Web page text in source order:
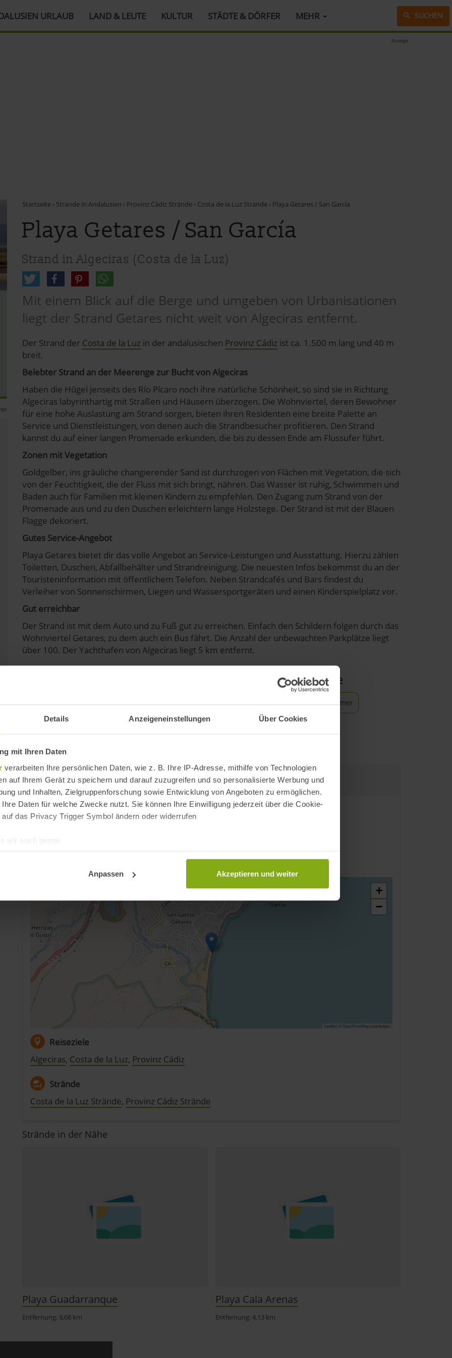
Details Anzeigeneinstellungen Über Cookies
mit Ihren Daten
verarbeiten Ihre persönlichen Daten, wie z. B. Ihre IP-Adresse, mithilfe von Technologien
auf Ihrem Gerät zu speichern und darauf zuzugreifen und so personalisierte Werbung und
und Inhalten, Zielgruppenforschung sowie Entwicklung von Angeboten zu ermöglichen.
Daten für welche Zwecke nutzt. Sie können Ihre Einwilligung jederzeit über die Cookie-
das Privacy Trigger Symbol ändern oder widerrufen
wir auch gerne:
Ihre persönlichen Daten verarbeitet werden, und legen Sie Ihre Präferenzen im
Cookies
während andere nicht notwendig sind, jedoch helfen das Onlineangebot zu verbessern
Du kannst in den Einsatz der nicht notwendigen Cookies mit dem Klick auf die
oder dich per Klick auf »Anpassen« anders entscheiden. Die Einwilligung umfasst
dir ausgewählten Cookies. Du kannst diese Einstellungen jederzeit aufrufen und Cookies
Weitere Hinweise zu den verwendeten Verfahren und Begrifflichkeiten (z.B.
erhältst du in der Datenschutzerklärung.
Anpassen Akzeptieren und weiter
URLAUB LAND & LEUTE KULTUR STÄDTE & DÖRFER MEHR SUCHEN
Anzeige
Startseite › Strände in Andalusien › Provinz Cádiz Strände › Costa de la Luz Strände › Playa Getares / San García
Playa Getares / San García
Strand in Algeciras (Costa de la Luz)
Mit einem Blick auf die Berge und umgeben von Urbanisationen
liegt der Strand Getares nicht weit von Algeciras entfernt.
Der Strand der Costa de la Luz in der andalusischen Provinz Cádiz ist ca. 1.500 m lang und 40 m
breit.
Belebter Strand an der Meerenge zur Bucht von Algeciras
Haben die Hügel jenseits des Río Pícaro noch ihre natürliche Schönheit, so sind sie in Richtung
Algeciras labyrinthartig mit Straßen und Häusern überzogen. Die Wohnviertel, deren Bewohner
für eine hohe Auslastung am Strand sorgen, bieten ihren Residenten eine breite Palette an
Service und Dienstleistungen, von denen auch die Strandbesucher profitieren. Den Strand
kannst du auf einer langen Promenade erkunden, die bis zu dessen Ende am Flussufer führt.
Zonen mit Vegetation
Goldgelber, ins gräuliche changierender Sand ist durchzogen von Flächen mit Vegetation, die sich
von der Feuchtigkeit, die der Fluss mit sich bringt, nähren. Das Wasser ist ruhig, Schwimmen und
Baden auch für Familien mit kleinen Kindern zu empfehlen. Den Zugang zum Strand von der
Promenade aus und zu den Duschen erleichtern lange Holzstege. Der Strand ist mit der Blauen
Flagge dekoriert.
Gutes Service-Angebot
Playa Getares bietet dir das volle Angebot an Service-Leistungen und Ausstattung. Hierzu zählen
Toiletten, Duschen, Abfallbehälter und Strandreinigung. Die neuesten Infos bekommst du an der
Touristeninformation mit öffentlichem Telefon. Neben Strandcafés und Bars findest du
Verleiher von Sonnenschirmen, Liegen und Wassersportgeräten und einen Kinderspielplatz vor.
Gut erreichbar
Der Strand ist mit dem Auto und zu Fuß gut zu erreichen. Einfach den Schildern folgen durch das
Wohnviertel Getares, zu dem auch ein Bus fährt. Die Anzahl der unbewachten Parkplätze liegt
über 100. Der Yachthafen von Algeciras liegt 5 km entfernt.
Strand Playa Getares / San García: Angebote und Service
Rettungsschwimmer
Länge:1.500 m
Reiseinfos
Anfahrt
Algeciras
+
−
Leaflet | © OpenStreetMapcontributors
Reiseziele
Algeciras, Costa de la Luz, Provinz Cádiz
Strände
Costa de la Luz Strände, Provinz Cádiz Strände
Strände in der Nähe
Playa Guadarranque
Entfernung: 9,68 km
Playa Cala Arenas
Entfernung: 4,13 km